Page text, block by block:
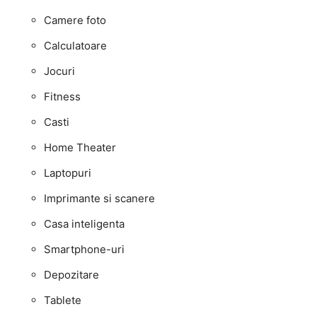
Camere foto
Calculatoare
Jocuri
Fitness
Casti
Home Theater
Laptopuri
Imprimante si scanere
Casa inteligenta
Smartphone-uri
Depozitare
Tablete